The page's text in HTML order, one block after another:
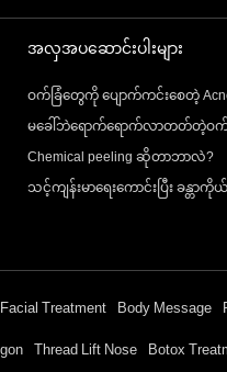
အလှအပဆောင်းပါးများ
ဝက်ခြံတွေကို ပျောက်ကင်းစေတဲ့ Acne
မခေါ်ဘဲရောက်ရောက်လာတတ်တဲ့ဝက်
Chemical peeling ဆိုတာဘာလဲ?
သင့်ကျန်းမာရေးကောင်းပြီး ခန္တ
Facial Treatment Body Message
Thread Lift Nose Botox